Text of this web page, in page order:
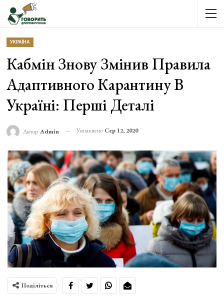
УКРАЇНА
Кабмін Знову Змінив Правила
Адаптивного Карантину В
Україні: Перші Деталі
Автор Admin Увімкнено Сер 12, 2020
Поділіться